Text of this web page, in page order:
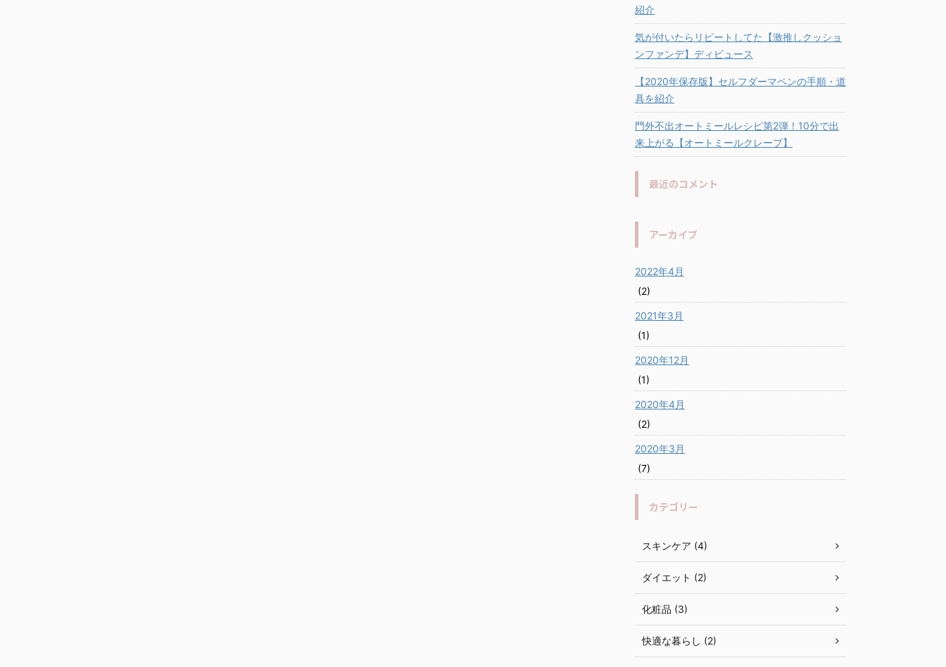
紹介
気が付いたらリピートしてた【激推しクッショ
ンファンデ】ディビュース
【2020年保存版】セルフダーマペンの手順・道
具を紹介
門外不出オートミールレシピ第2弾！10分で出
来上がる【オートミールクレープ】
最近のコメント
アーカイブ
2022年4月
(2)
2021年3月
(1)
2020年12月
(1)
2020年4月
(2)
2020年3月
(7)
カテゴリー
スキンケア (4)
ダイエット (2)
化粧品 (3)
快適な暮らし (2)